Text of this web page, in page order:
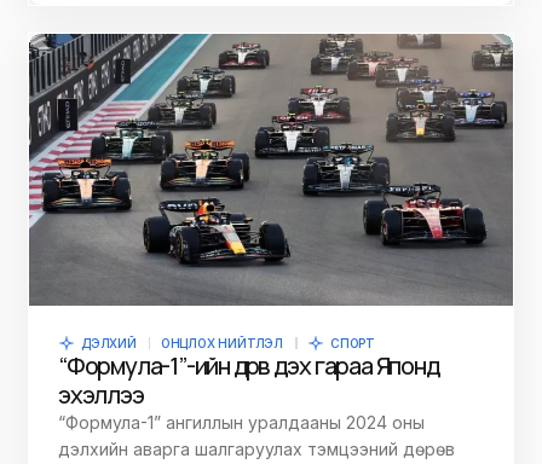
ДЭЛХИЙ ОНЦЛОХ НИЙТЛЭЛ СПОРТ
“Формула-1”-ийн дөрөв дэх гараа Японд
эхэллээ
“Формула-1” ангиллын уралдааны 2024 оны
дэлхийн аварга шалгаруулах тэмцээний дөрөв